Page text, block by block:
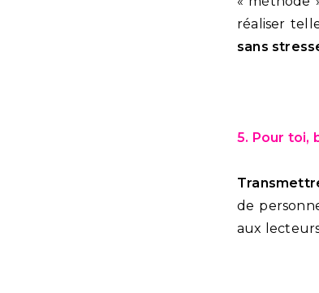
réaliser
sans
5. Pour toi,
de
aux